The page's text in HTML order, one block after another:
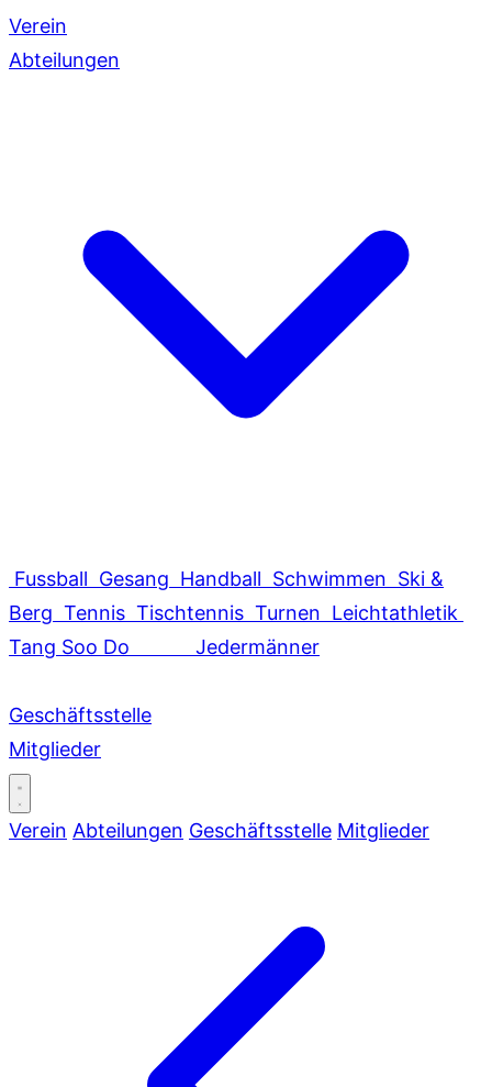
Verein
Abteilungen
Fussball Gesang Handball Schwimmen Ski &
Berg Tennis Tischtennis Turnen Leichtathletik
Tang Soo Do
Jedermänner
Geschäftsstelle
Mitglieder
Verein Abteilungen Geschäftsstelle Mitglieder